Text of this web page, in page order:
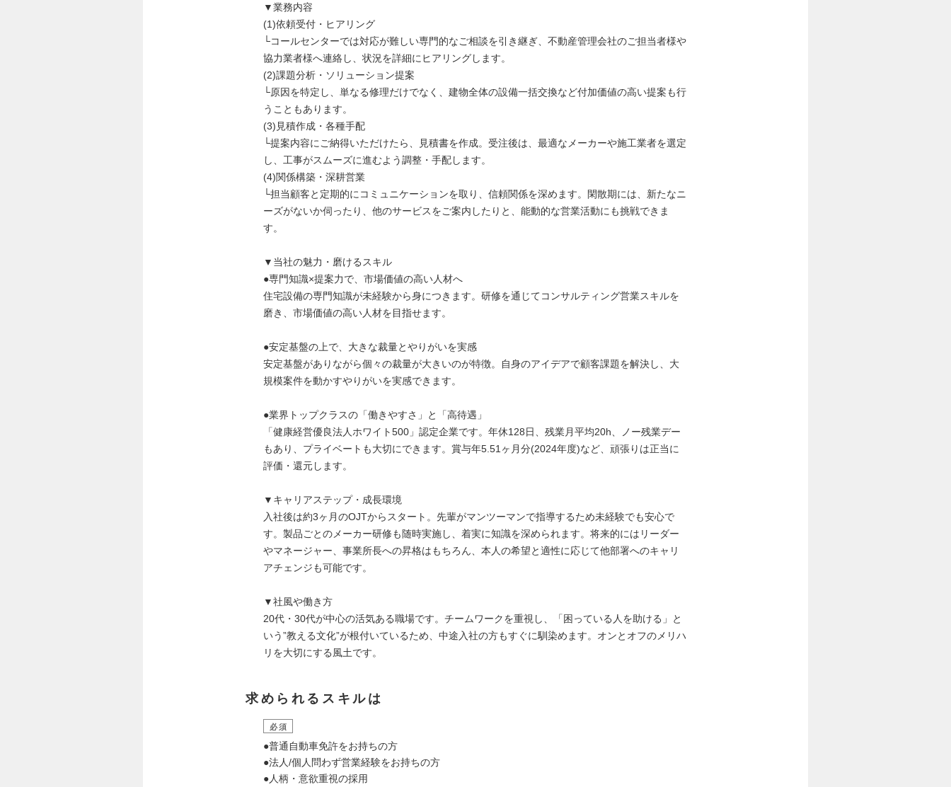
▼業務内容
(1)依頼受付・ヒアリング
└コールセンターでは対応が難しい専門的なご相談を引き継ぎ、不動産管理会社のご担当者様や
協力業者様へ連絡し、状況を詳細にヒアリングします。
(2)課題分析・ソリューション提案
└原因を特定し、単なる修理だけでなく、建物全体の設備一括交換など付加価値の高い提案も行
うこともあります。
(3)見積作成・各種手配
└提案内容にご納得いただけたら、見積書を作成。受注後は、最適なメーカーや施工業者を選定
し、工事がスムーズに進むよう調整・手配します。
(4)関係構築・深耕営業
└担当顧客と定期的にコミュニケーションを取り、信頼関係を深めます。閑散期には、新たなニ
ーズがないか伺ったり、他のサービスをご案内したりと、能動的な営業活動にも挑戦できま
す。
▼当社の魅力・磨けるスキル
●専門知識×提案力で、市場価値の高い人材へ
住宅設備の専門知識が未経験から身につきます。研修を通じてコンサルティング営業スキルを
磨き、市場価値の高い人材を目指せます。
●安定基盤の上で、大きな裁量とやりがいを実感
安定基盤がありながら個々の裁量が大きいのが特徴。自身のアイデアで顧客課題を解決し、大
規模案件を動かすやりがいを実感できます。
●業界トップクラスの「働きやすさ」と「高待遇」
「健康経営優良法人ホワイト500」認定企業です。年休128日、残業月平均20h、ノー残業デー
もあり、プライベートも大切にできます。賞与年5.51ヶ月分(2024年度)など、頑張りは正当に
評価・還元します。
▼キャリアステップ・成長環境
入社後は約3ヶ月のOJTからスタート。先輩がマンツーマンで指導するため未経験でも安心で
す。製品ごとのメーカー研修も随時実施し、着実に知識を深められます。将来的にはリーダー
やマネージャー、事業所長への昇格はもちろん、本人の希望と適性に応じて他部署へのキャリ
アチェンジも可能です。
▼社風や働き方
20代・30代が中心の活気ある職場です。チームワークを重視し、「困っている人を助ける」と
いう”教える文化”が根付いているため、中途入社の方もすぐに馴染めます。オンとオフのメリハ
リを大切にする風土です。
求められるスキルは
必須
●普通自動車免許をお持ちの方
●法人/個人問わず営業経験をお持ちの方
●人柄・意欲重視の採用